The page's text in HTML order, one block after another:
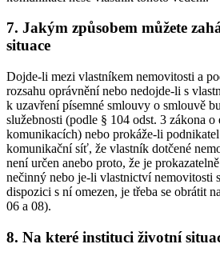
7. Jakým způsobem můžete
situace
Dojde-li mezi vlastníkem nemovitosti a
rozsahu oprávnění nebo nedojde-li s
k uzavření písemné smlouvy o smlouvě
služebnosti (podle § 104 odst. 3 zákona
komunikacích) nebo prokáže-li
komunikační síť, že vlastník dotčené
není určen anebo proto, že je
nečinný nebo je-li vlastnictví nemovitosti
dispozici s ní omezen, je třeba se obrátit
06 a 08).
8. Na které instituci životní